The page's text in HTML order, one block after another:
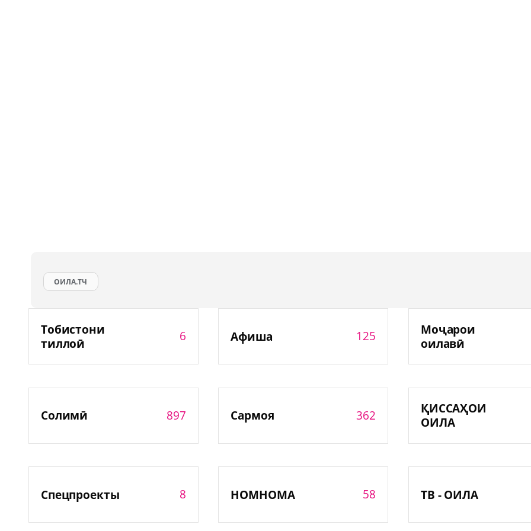
ОИЛА.ТЧ
Тобистони
тиллоӣ
6 Афиша 125
Моҷарои
оилавӣ
Солимӣ 897 Сармоя 362
ҚИССАҲОИ
ОИЛА
Спецпроекты 8 НОМНОМА 58 ТВ - ОИЛА